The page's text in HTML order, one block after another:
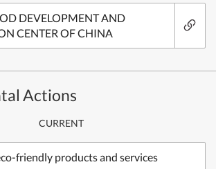
DEVELOPMENT AND
CENTER OF CHINA
Actions
CURRENT
friendly products and services